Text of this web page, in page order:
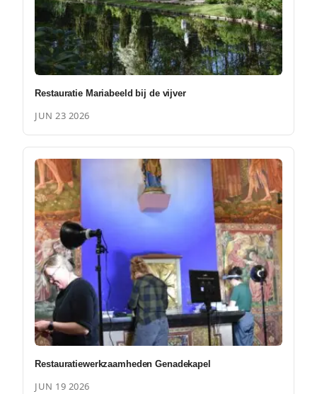
Restauratie Mariabeeld bij de vijver
JUN 23 2026
Restauratiewerkzaamheden Genadekapel
JUN 19 2026